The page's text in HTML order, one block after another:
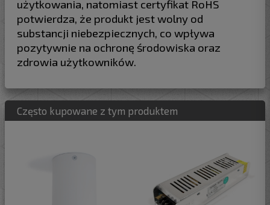
użytkowania, natomiast certyfikat RoHS
potwierdza, że produkt jest wolny od
substancji niebezpiecznych, co wpływa
pozytywnie na ochronę środowiska oraz
zdrowia użytkowników.
Często kupowane z tym produktem